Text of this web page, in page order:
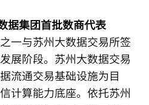
据集团首批数商代表
一与苏州大数据交易所签
展阶段。苏州大数据交易
流通交易基础设施为目
计算能力底座。依托苏州